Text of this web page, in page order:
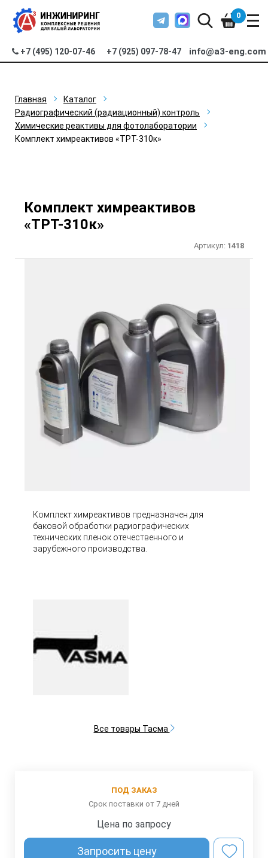
+7 (495) 120-07-46 +7 (925) 097-78-47 info@a3-eng.com
0
Главная
Каталог
Радиографический (радиационный) контроль
Химические реактивы для фотолаборатории
Комплект химреактивов «ТРТ-310к»
Комплект химреактивов
«ТРТ-310к»
Артикул: 1418
Комплект химреактивов предназначен для
баковой обработки радиографических
технических пленок отечественного и
зарубежного производства.
Все товары Тасма
ПОД ЗАКАЗ
Срок поставки от 7 дней
Цена по запросу
Запросить цену